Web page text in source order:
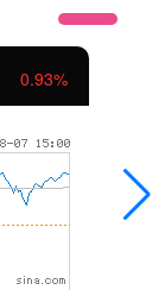
0.93%